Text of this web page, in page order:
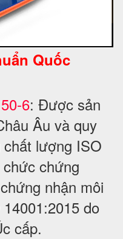
Quốc
6: Được sản
Âu và quy
lượng ISO
chứng
nhận môi
do
cấp.